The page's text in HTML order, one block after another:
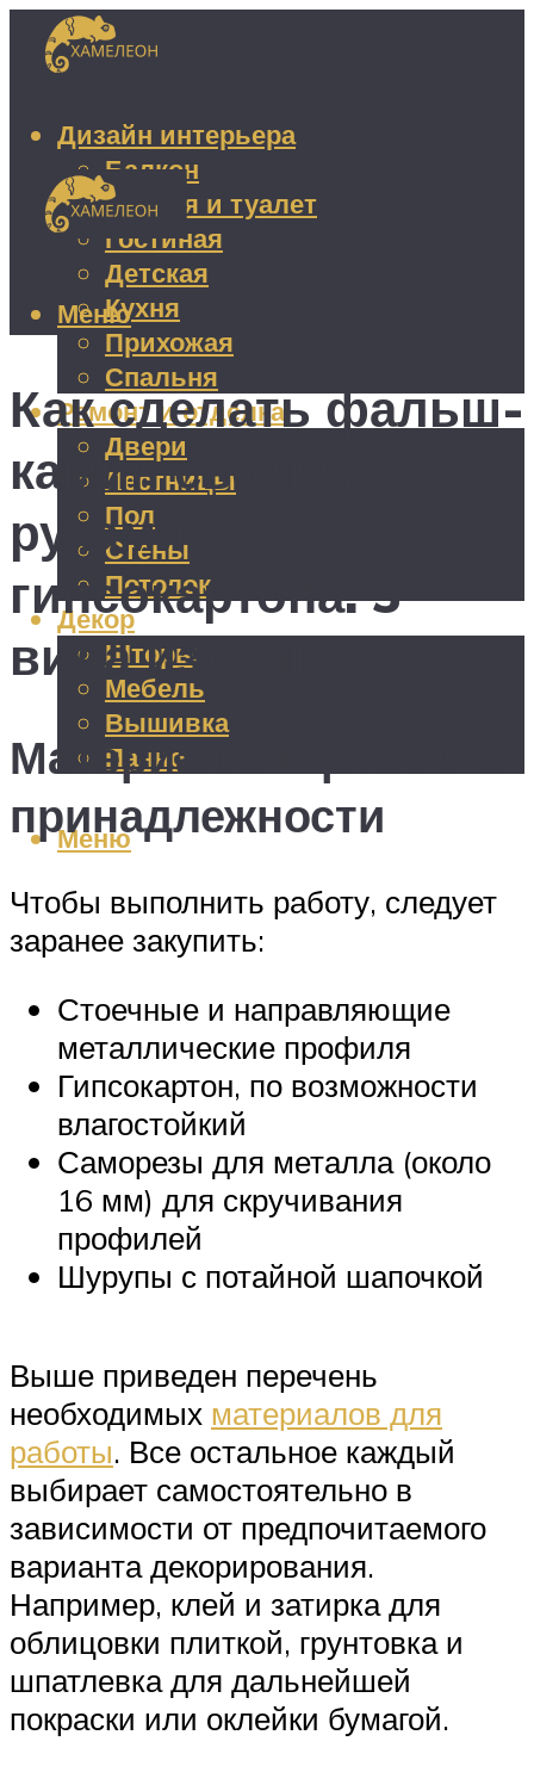
Дизайн интерьера
Балкон
Ванная и туалет
Гостиная
Детская
Кухня
Прихожая
Спальня
Ремонт и отделка
Двери
Лестницы
Пол
Стены
Потолок
Декор
Шторы
Мебель
Вышивка
Панно
Меню
Меню
Как сделать фальш-
камин своими
руками из
гипсокартона: 3
вида изделия
Материалы и рабочие
принадлежности
Чтобы выполнить работу, следует
заранее закупить:
Стоечные и направляющие
металлические профиля
Гипсокартон, по возможности
влагостойкий
Саморезы для металла (около
16 мм) для скручивания
профилей
Шурупы с потайной шапочкой
Выше приведен перечень
необходимых материалов для
работы. Все остальное каждый
выбирает самостоятельно в
зависимости от предпочитаемого
варианта декорирования.
Например, клей и затирка для
облицовки плиткой, грунтовка и
шпатлевка для дальнейшей
покраски или оклейки бумагой.